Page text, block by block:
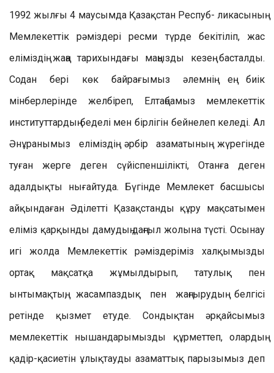
1992 жылғы 4 маусымда Қазақстан Респуб- ликасының
Мемлекеттік рәміздері ресми түрде бекітіліп, жас
еліміздің жаңа тарихындағы маңызды кезең басталды.
Содан бері көк байрағымыз әлемнің ең биік
мінберлерінде желбіреп, Елтаңбамыз мемлекеттік
институттардың беделі мен бірлігін бейнелеп келеді. Ал
Әнұранымыз еліміздің әрбір азаматының жүрегінде
туған жерге деген сүйіспеншілікті, Отанға деген
адалдықты нығайтуда. Бүгінде Мемлекет басшысы
айқындаған Әділетті Қазақстанды құру мақсатымен
еліміз қарқынды дамудың даңғыл жолына түсті. Осынау
игі жолда Мемлекеттік рәміздеріміз халқымызды
ортақ мақсатқа жұмылдырып, татулық пен
ынтымақтың, жасампаздық пен жаңғырудың белгісі
ретінде қызмет етуде. Сондықтан әрқайсымыз
мемлекеттік нышандарымызды құрметтеп, олардың
қадір-қасиетін ұлықтауды азаматтық парызымыз деп